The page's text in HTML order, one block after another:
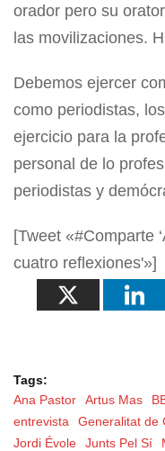
orador pero su
las movilizaciones.
Debemos ejercer
como periodistas,
ejercicio para la
personal de lo
periodistas y
[Tweet «#Comparte
cuatro reflexiones'»]
Tags:
Ana Pastor
Artus Mas
entrevista
Generalitat de
Jordi Évole
Junts Pel Sí